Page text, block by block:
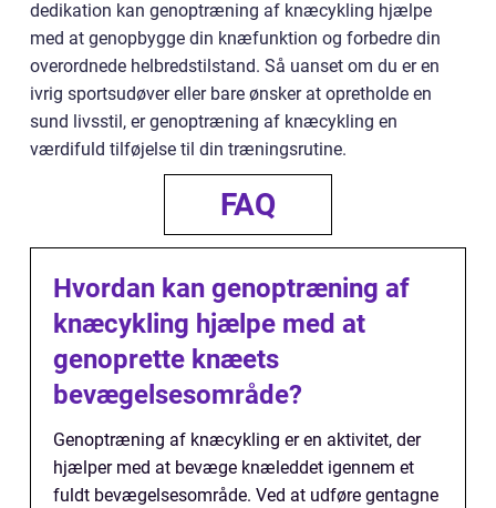
dedikation kan genoptræning af knæcykling hjælpe
med at genopbygge din knæfunktion og forbedre din
overordnede helbredstilstand. Så uanset om du er en
ivrig sportsudøver eller bare ønsker at opretholde en
sund livsstil, er genoptræning af knæcykling en
værdifuld tilføjelse til din træningsrutine.
FAQ
Hvordan kan genoptræning af
knæcykling hjælpe med at
genoprette knæets
bevægelsesområde?
Genoptræning af knæcykling er en aktivitet, der
hjælper med at bevæge knæleddet igennem et
fuldt bevægelsesområde. Ved at udføre gentagne